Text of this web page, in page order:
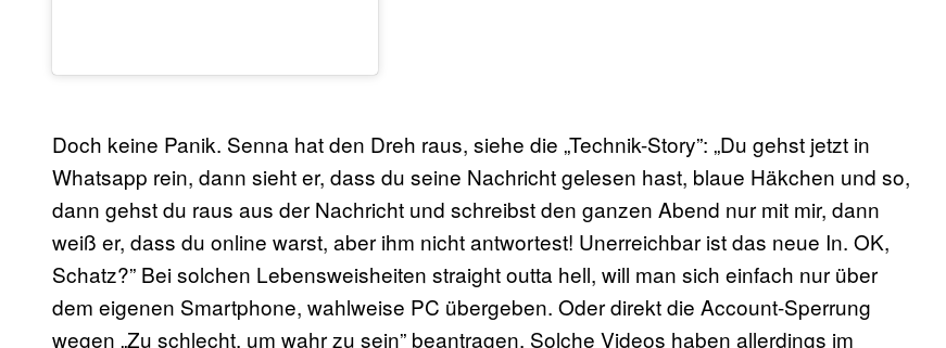
Doch keine Panik. Senna hat den Dreh raus, siehe die „Technik-Story”: „Du gehst jetzt in
Whatsapp rein, dann sieht er, dass du seine Nachricht gelesen hast, blaue Häkchen und so,
dann gehst du raus aus der Nachricht und schreibst den ganzen Abend nur mit mir, dann
weiß er, dass du online warst, aber ihm nicht antwortest! Unerreichbar ist das neue In. OK,
Schatz?” Bei solchen Lebensweisheiten straight outta hell, will man sich einfach nur über
dem eigenen Smartphone, wahlweise PC übergeben. Oder direkt die Account-Sperrung
wegen „Zu schlecht, um wahr zu sein” beantragen. Solche Videos haben allerdings im